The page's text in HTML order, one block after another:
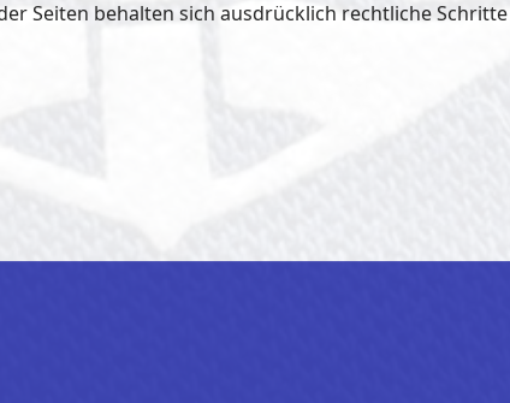
Seiten behalten sich ausdrücklich rechtliche